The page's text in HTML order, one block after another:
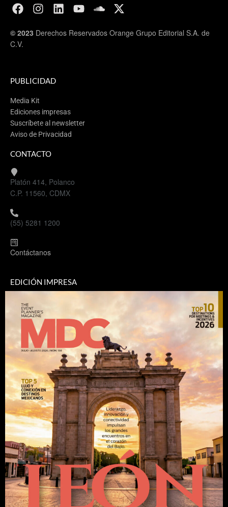
© 2023 Derechos Reservados Orange Grupo Editorial S.A. de
C.V.
PUBLICIDAD
Media Kit
Ediciones impresas
Suscríbete al newsletter
Aviso de Privacidad
CONTACTO
Platón 414, Polanco
C.P. 11560, CDMX
(55) 5281 1200
Contáctanos
EDICIÓN IMPRESA